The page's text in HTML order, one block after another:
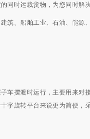
时运载货物，为您同时解
筑、船舶工业、石油、能源
车摆渡时运行，主要用来对
字旋转平台来说更为简便，